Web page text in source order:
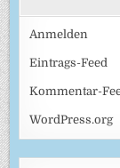
Anmelden
Eintrags-Feed
Kommentar-
WordPress.org